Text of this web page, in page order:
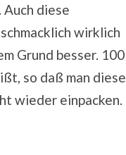
Auch diese
wirklich
Grund besser. 100
so daß man diese
wieder einpacken.